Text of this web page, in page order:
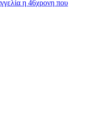
η 46χρονη που